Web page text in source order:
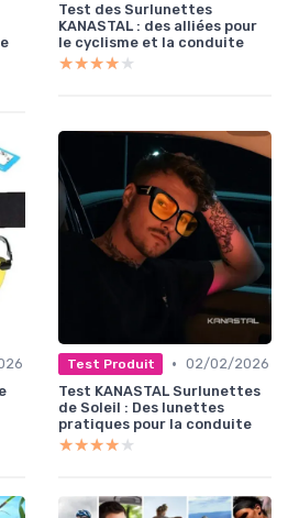
Test des Surlunettes
KANASTAL : des alliées pour
le cyclisme et la conduite
★★★★★
★★★★★
Test Produit • 02/02/2026
Test KANASTAL Surlunettes
de Soleil : Des lunettes
pratiques pour la conduite
★★★★★
★★★★★